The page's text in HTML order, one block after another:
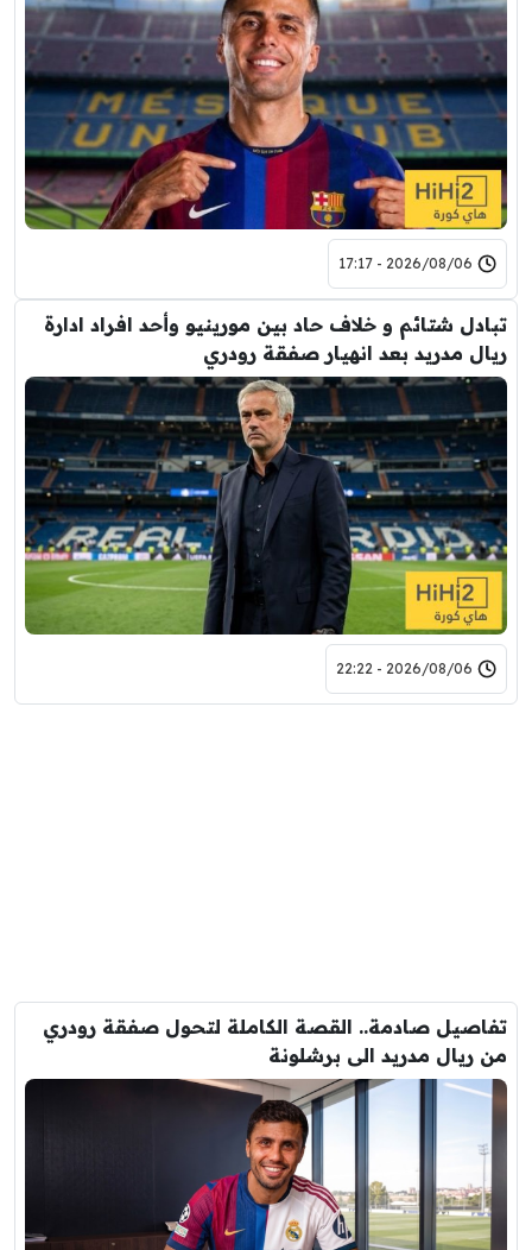
2026/08/06 - 17:17
تبادل شتائم و خلاف حاد بين مورينيو وأحد افراد ادارة
ريال مدريد بعد انهيار صفقة رودري
2026/08/06 - 22:22
تفاصيل صادمة.. القصة الكاملة لتحول صفقة رودري
من ريال مدريد الى برشلونة